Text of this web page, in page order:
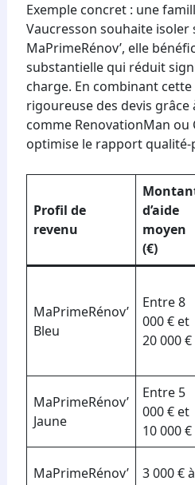
Exemple concret : une
Vaucresson souhaite isoler
MaPrimeRénov’, elle
substantielle qui réduit
charge. En combinant
rigoureuse des devis
comme RenovationMan ou
optimise le rapport
Profil de
revenu
d’aide
moyen
(€)
MaPrimeRénov’
Bleu
Entre 8
000 € et
20 000 €
MaPrimeRénov’
Jaune
Entre 5
000 € et
10 000 €
MaPrimeRénov’
3 000 € à